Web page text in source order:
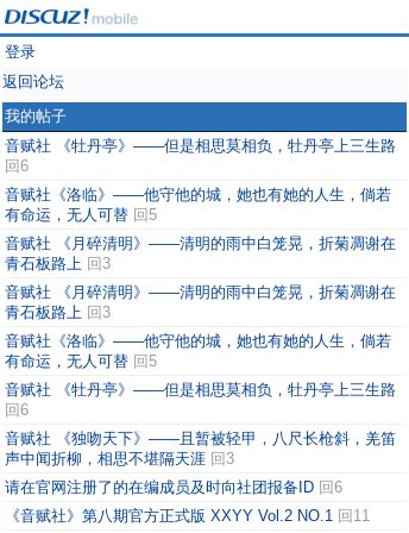
登录
返回论坛
我的帖子
音赋社 《牡丹亭》——但是相思莫相负，牡丹亭上三生路
回6
音赋社《洛临》——他守他的城，她也有她的人生，倘若
有命运，无人可替 回5
音赋社 《月碎清明》——清明的雨中白笼晃，折菊凋谢在
青石板路上 回3
音赋社 《月碎清明》——清明的雨中白笼晃，折菊凋谢在
青石板路上 回3
音赋社《洛临》——他守他的城，她也有她的人生，倘若
有命运，无人可替 回5
音赋社 《牡丹亭》——但是相思莫相负，牡丹亭上三生路
回6
音赋社 《独吻天下》——且暂被轻甲，八尺长枪斜，羌笛
声中闻折柳，相思不堪隔天涯 回3
请在官网注册了的在编成员及时向社团报备ID 回6
《音赋社》第八期官方正式版 XXYY Vol.2 NO.1 回11